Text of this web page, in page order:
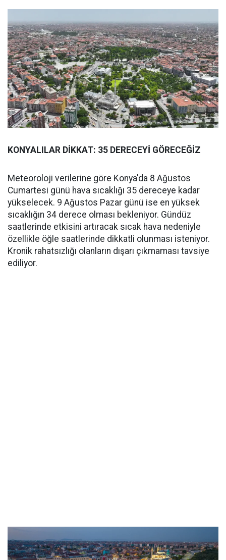
KONYALILAR DİKKAT: 35 DERECEYİ GÖRECEĞİZ
Meteoroloji verilerine göre Konya'da 8 Ağustos
Cumartesi günü hava sıcaklığı 35 dereceye kadar
yükselecek. 9 Ağustos Pazar günü ise en yüksek
sıcaklığın 34 derece olması bekleniyor. Gündüz
saatlerinde etkisini artıracak sıcak hava nedeniyle
özellikle öğle saatlerinde dikkatli olunması isteniyor.
Kronik rahatsızlığı olanların dışarı çıkmaması tavsiye
ediliyor.